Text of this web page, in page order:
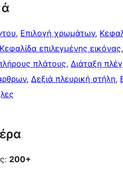
, Επιλογή χρωμάτων,
Κεφαλίδα επιλεγμένης εικόνας,
πλάτους, Διάταξη
, Δεξιά πλευρική στήλη,
200+